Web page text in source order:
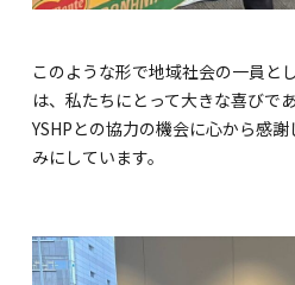
このような形で地域社会の一員と
は、私たちにとって大きな喜びで
YSHPとの協力の機会に心から感
みにしています。